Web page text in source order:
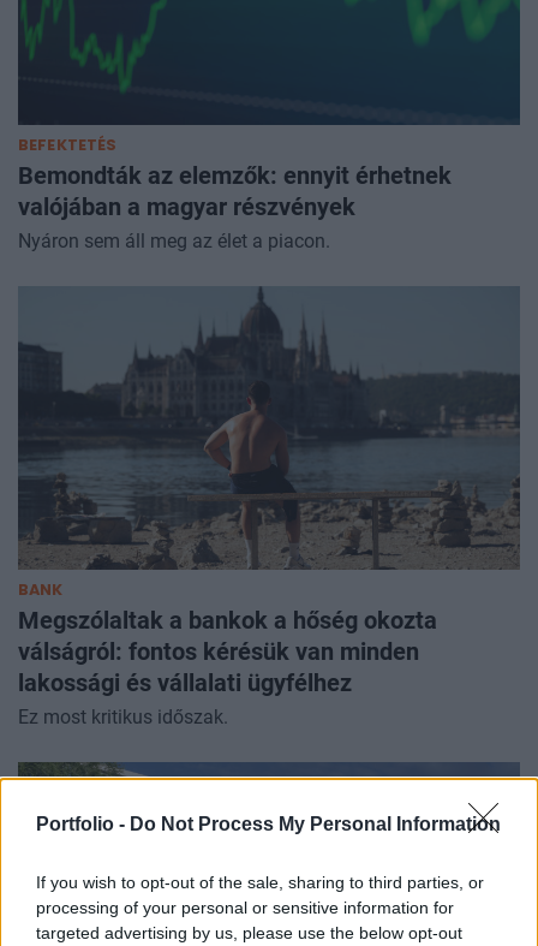
Portfolio - Do Not Process My Personal Information
If you wish to opt-out of the sale, sharing to third parties, or
processing of your personal or sensitive information for
targeted advertising by us, please use the below opt-out
BEFEKTETÉS
Bemondták az elemzők: ennyit érhetnek
valójában a magyar részvények
Nyáron sem áll meg az élet a piacon.
BANK
Megszólaltak a bankok a hőség okozta
válságról: fontos kérésük van minden
lakossági és vállalati ügyfélhez
Ez most kritikus időszak.